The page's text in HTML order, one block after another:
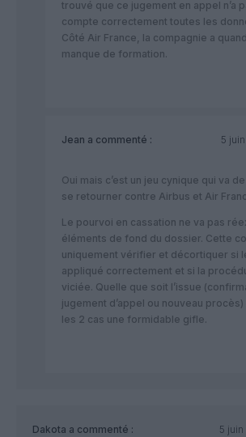
trouvé que ce jugement en appel n’a
compte correctement toutes les
Côté Air France, la compagnie a
manque de formation.
Jean a commenté :
5
Oui mais c’est un jeu cynique qui va
se retourner contre Airbus et Air
Le pourvoi en cassation ne va pas
éléments de fond du dossier. Cette
uniquement vérifier et décortiquer si
appliqué correctement et si la
viciée. Quelle que soit l’issue
jugement d’appel ou nouveau
les 2 cas une formidable gifle.
Dakota a commenté :
5